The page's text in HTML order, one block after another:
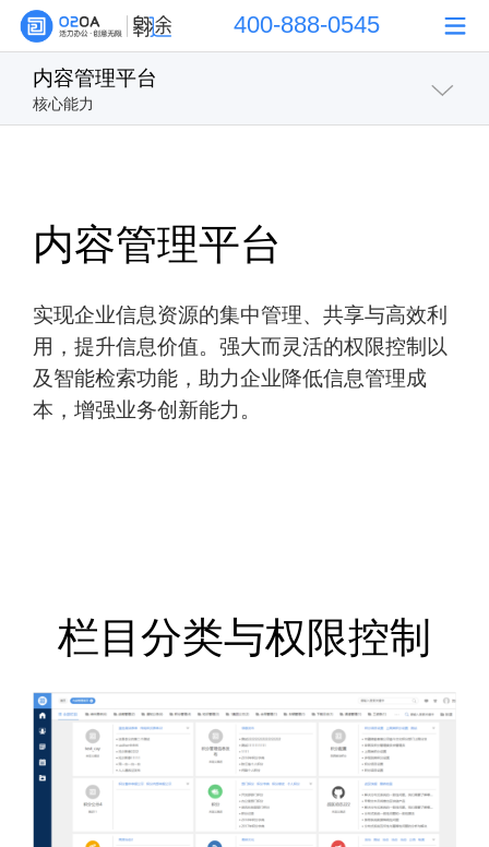
400-888-0545
内容管理平台
核心能力
流程管理平台
门户管理平台
数据管理平台
内容管理平台
实现企业信息资源的集中管理、共享与高效利
用，提升信息价值。强大而灵活的权限控制以
及智能检索功能，助力企业降低信息管理成
本，增强业务创新能力。
栏目分类与权限控制